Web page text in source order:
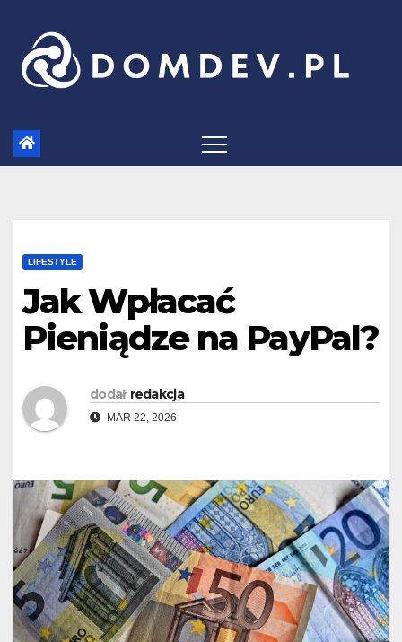
content
LIFESTYLE
Jak Wpłacać
Pieniądze na PayPal?
dodał redakcja
MAR 22, 2026